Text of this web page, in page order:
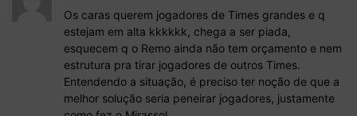
Os caras querem jogadores de Times grandes e q
estejam em alta kkkkkk, chega a ser piada,
esquecem q o Remo ainda não tem orçamento e nem
estrutura pra tirar jogadores de outros Times.
Entendendo a situação, é preciso ter noção de que a
melhor solução seria peneirar jogadores, justamente